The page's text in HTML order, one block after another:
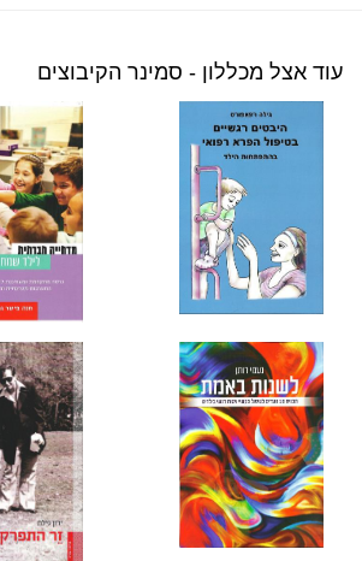
עוד אצל מכללון - סמינר הקיבוצים